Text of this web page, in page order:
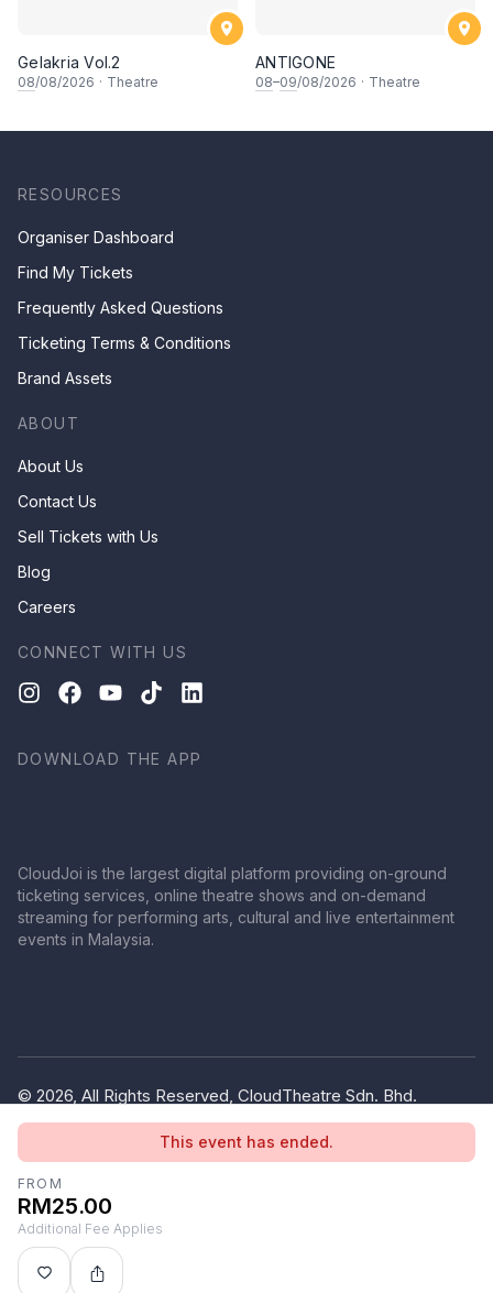
This event has ended.
FROM
RM25.00
Additional Fee Applies
Gelakria Vol.2
08/08/2026 · Theatre
ANTIGONE
08–09/08/2026 · Theatre
RESOURCES
Organiser Dashboard
Find My Tickets
Frequently Asked Questions
Ticketing Terms & Conditions
Brand Assets
ABOUT
About Us
Contact Us
Sell Tickets with Us
Blog
Careers
CONNECT WITH US
DOWNLOAD THE APP
CloudJoi is the largest digital platform providing on-ground
ticketing services, online theatre shows and on-demand
streaming for performing arts, cultural and live entertainment
events in Malaysia.
© 2026, All Rights Reserved, CloudTheatre Sdn. Bhd.
(1380445-V)
Terms of Use